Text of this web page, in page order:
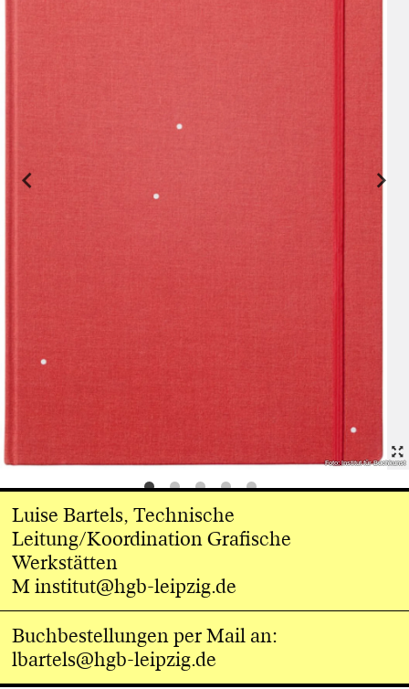
Foto: Institut für Buchkunst
Luise Bartels, Technische
Leitung/Koordination Grafische
Werkstätten
M institut@hgb-leipzig.de
Buchbestellungen per Mail an:
lbartels@hgb-leipzig.de